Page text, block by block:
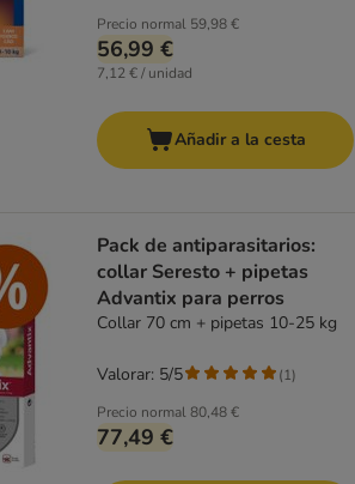
Precio normal 59,98 €
56,99 €
7,12 € / unidad
Añadir a la cesta
Pack de antiparasitarios:
collar Seresto + pipetas
Advantix para perros
Collar 70 cm + pipetas 10-25 kg
Precio normal80,48 €
77,49 €
Valorar: 5/5 (1)